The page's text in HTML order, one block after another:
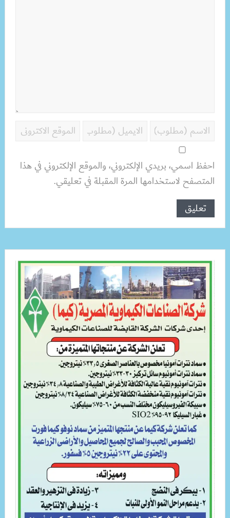
احفظ اسمي، بريدي الإلكتروني، والموقع الإلكتروني في هذا
المتصفح لاستخدامها المرة المقبلة في تعليقي.